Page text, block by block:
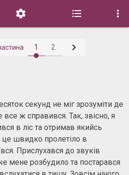
  
1 2 
секунд не міг зрозуміти де
все ж справився. Так, звісно, я
в ліс та отримав якийсь
це швидко пролетіло в
Прислухався до звуків
мене розбудило та постарався